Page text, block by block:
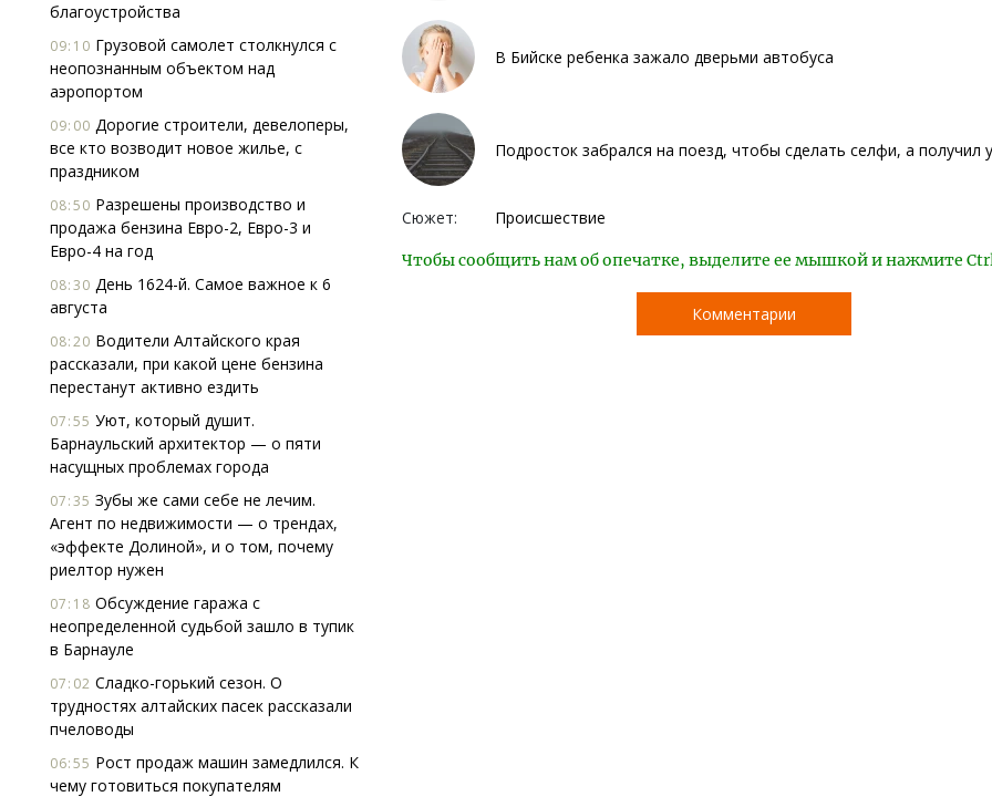
благоустройства
09:10 Грузовой самолет столкнулся с
неопознанным объектом над
аэропортом
09:00 Дорогие строители, девелоперы,
все кто возводит новое жилье, с
праздником
08:50 Разрешены производство и
продажа бензина Евро-2, Евро-3 и
Евро-4 на год
08:30 День 1624-й. Самое важное к 6
августа
08:20 Водители Алтайского края
рассказали, при какой цене бензина
перестанут активно ездить
07:55 Уют, который душит.
Барнаульский архитектор — о пяти
насущных проблемах города
07:35 Зубы же сами себе не лечим.
Агент по недвижимости — о трендах,
«эффекте Долиной», и о том, почему
риелтор нужен
07:18 Обсуждение гаража с
неопределенной судьбой зашло в тупик
в Барнауле
07:02 Сладко-горький сезон. О
трудностях алтайских пасек рассказали
пчеловоды
06:55 Рост продаж машин замедлился. К
чему готовиться покупателям
В Бийске ребенка зажало дверьми автобуса
Подросток забрался на поезд, чтобы сделать селфи, а получил
Сюжет: Происшествие
Чтобы сообщить нам об опечатке, выделите ее мышкой и нажмите
Комментарии